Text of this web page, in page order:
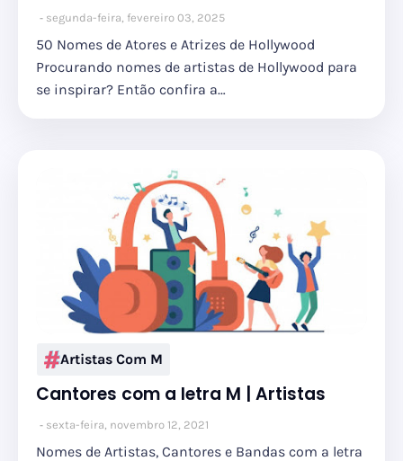
segunda-feira, fevereiro 03, 2025
50 Nomes de Atores e Atrizes de Hollywood
Procurando nomes de artistas de Hollywood para
se inspirar? Então confira a…
Artistas Com M
Cantores com a letra M | Artistas
sexta-feira, novembro 12, 2021
Nomes de Artistas, Cantores e Bandas com a letra